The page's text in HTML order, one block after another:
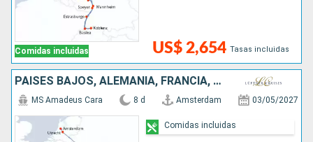
Comidas incluidas US$ 2,654 Tasas incluidas
PAISES BAJOS, ALEMANIA, FRANCIA, SUIZA
MS Amadeus Cara 8 d Amsterdam 03/05/2027
Comidas incluidas